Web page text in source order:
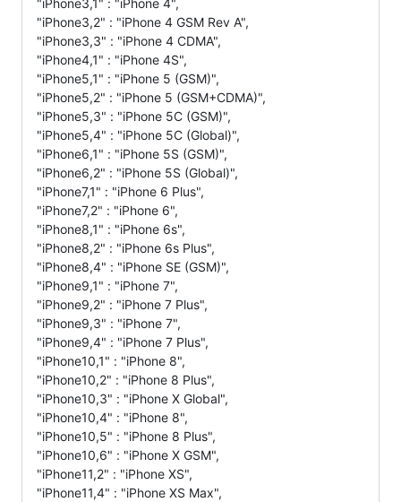
"iPhone3,2" : "iPhone 4 GSM Rev A",
"iPhone3,3" : "iPhone 4 CDMA",
"iPhone4,1" : "iPhone 4S",
"iPhone5,1" : "iPhone 5 (GSM)",
"iPhone5,2" : "iPhone 5 (GSM+CDMA)",
"iPhone5,3" : "iPhone 5C (GSM)",
"iPhone5,4" : "iPhone 5C (Global)",
"iPhone6,1" : "iPhone 5S (GSM)",
"iPhone6,2" : "iPhone 5S (Global)",
"iPhone7,1" : "iPhone 6 Plus",
"iPhone7,2" : "iPhone 6",
"iPhone8,1" : "iPhone 6s",
"iPhone8,2" : "iPhone 6s Plus",
"iPhone8,4" : "iPhone SE (GSM)",
"iPhone9,1" : "iPhone 7",
"iPhone9,2" : "iPhone 7 Plus",
"iPhone9,3" : "iPhone 7",
"iPhone9,4" : "iPhone 7 Plus",
"iPhone10,1" : "iPhone 8",
"iPhone10,2" : "iPhone 8 Plus",
"iPhone10,3" : "iPhone X Global",
"iPhone10,4" : "iPhone 8",
"iPhone10,5" : "iPhone 8 Plus",
"iPhone10,6" : "iPhone X GSM",
"iPhone11,2" : "iPhone XS",
"iPhone11,4" : "iPhone XS Max",